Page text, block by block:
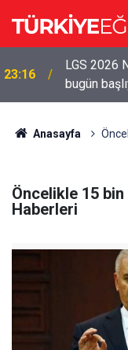
23:16
LGS 2026
bugün
Anasayfa
Öncelikle 15
Haberleri